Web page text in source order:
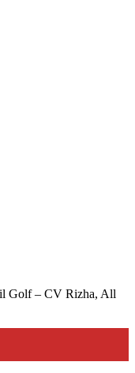
Golf – CV Rizha, All